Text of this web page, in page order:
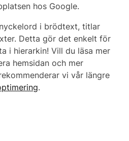
hos Google.
i brödtext, titlar
Detta gör det enkelt för
i hierarkin! Vill du läsa mer
hemsidan och mer
vi vår längre
.